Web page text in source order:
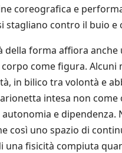
coreografica e
stagliano contro il buio
forma affiora anche
corpo come figura.
in bilico tra volontà e
intesa non
e dipendenza.
così uno spazio di
una fisicità compiuta